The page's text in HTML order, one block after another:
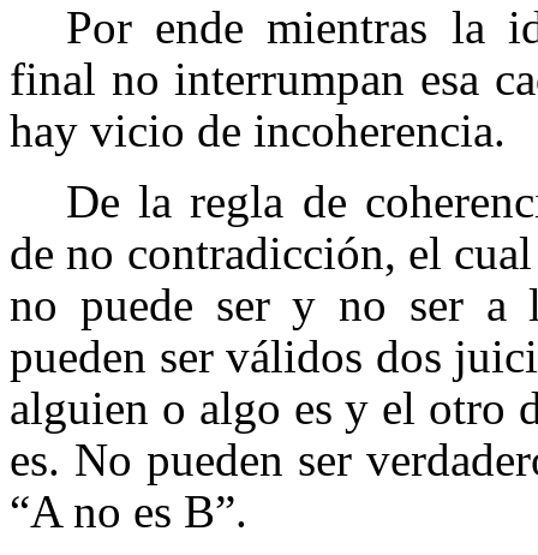
Por ende mientras la
final no interrumpan esa
hay vicio de incoherencia.
De la regla de
de no contradicción, el
no puede ser y no ser a
pueden ser válidos dos
alguien o algo es y el otro
es. No pueden ser
“A no es B”.